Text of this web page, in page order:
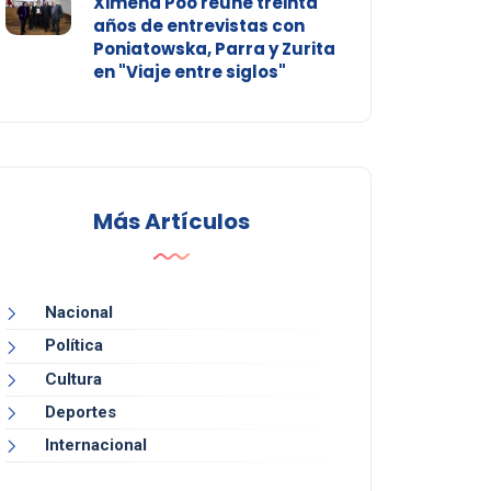
años de entrevistas con
Poniatowska, Parra y Zurita
en "Viaje entre siglos"
Más Artículos
Nacional
Política
Cultura
Deportes
Internacional